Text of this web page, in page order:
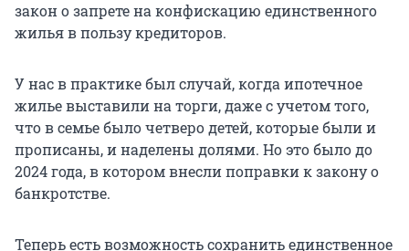
закон о запрете на конфискацию единственного
жилья в пользу кредиторов.
У нас в практике был случай, когда ипотечное
жилье выставили на торги, даже с учетом того,
что в семье было четверо детей, которые были и
прописаны, и наделены долями. Но это было до
2024 года, в котором внесли поправки к закону о
банкротстве.
Теперь есть возможность сохранить единственное